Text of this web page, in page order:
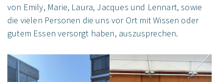
von Emily, Marie, Laura, Jacques und Lennart, sowie
die vielen Personen die uns vor Ort mit Wissen oder
gutem Essen versorgt haben, auszusprechen.